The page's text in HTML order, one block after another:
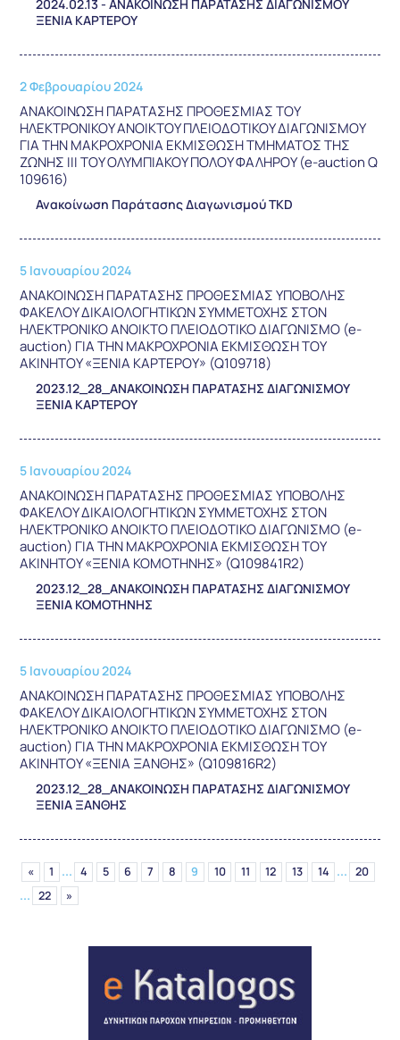
2024.02.13 - ΑΝΑΚΟΙΝΩΣΗ ΠΑΡΑΤΑΣΗΣ ΔΙΑΓΩΝΙΣΜΟΥ
ΞΕΝΙΑ ΚΑΡΤΕΡΟΥ
2 Φεβρουαρίου 2024
ΑΝΑΚΟΙΝΩΣΗ ΠΑΡΑΤΑΣΗΣ ΠΡΟΘΕΣΜΙΑΣ ΤΟΥ
ΗΛΕΚΤΡΟΝΙΚΟΥ ΑΝΟΙΚΤΟΥ ΠΛΕΙΟΔΟΤΙΚΟΥ ΔΙΑΓΩΝΙΣΜΟΥ
ΓΙΑ ΤΗΝ ΜΑΚΡΟΧΡΟΝΙΑ ΕΚΜΙΣΘΩΣΗ ΤΜΗΜΑΤΟΣ ΤΗΣ
ΖΩΝΗΣ ΙΙΙ ΤΟΥ ΟΛΥΜΠΙΑΚΟΥ ΠΟΛΟΥ ΦΑΛΗΡΟΥ (e-auction Q
109616)
Ανακοίνωση Παράτασης Διαγωνισμού TKD
5 Ιανουαρίου 2024
ΑΝΑΚΟΙΝΩΣΗ ΠΑΡΑΤΑΣΗΣ ΠΡΟΘΕΣΜΙΑΣ ΥΠΟΒΟΛΗΣ
ΦΑΚΕΛΟΥ ΔΙΚΑΙΟΛΟΓΗΤΙΚΩΝ ΣΥΜΜΕΤΟΧΗΣ ΣΤΟΝ
ΗΛΕΚΤΡΟΝΙΚΟ ΑΝΟΙΚΤΟ ΠΛΕΙΟΔΟΤΙΚΟ ΔΙΑΓΩΝΙΣΜΟ (e-
auction) ΓΙΑ ΤΗΝ ΜΑΚΡΟΧΡΟΝΙΑ ΕΚΜΙΣΘΩΣΗ ΤΟΥ
ΑΚΙΝΗΤΟΥ «ΞΕΝΙΑ ΚΑΡΤΕΡΟΥ» (Q109718)
2023.12_28_ΑΝΑΚΟΙΝΩΣΗ ΠΑΡΑΤΑΣΗΣ ΔΙΑΓΩΝΙΣΜΟΥ
ΞΕΝΙΑ ΚΑΡΤΕΡΟΥ
5 Ιανουαρίου 2024
ΑΝΑΚΟΙΝΩΣΗ ΠΑΡΑΤΑΣΗΣ ΠΡΟΘΕΣΜΙΑΣ ΥΠΟΒΟΛΗΣ
ΦΑΚΕΛΟΥ ΔΙΚΑΙΟΛΟΓΗΤΙΚΩΝ ΣΥΜΜΕΤΟΧΗΣ ΣΤΟΝ
ΗΛΕΚΤΡΟΝΙΚΟ ΑΝΟΙΚΤΟ ΠΛΕΙΟΔΟΤΙΚΟ ΔΙΑΓΩΝΙΣΜΟ (e-
auction) ΓΙΑ ΤΗΝ ΜΑΚΡΟΧΡΟΝΙΑ ΕΚΜΙΣΘΩΣΗ ΤΟΥ
ΑΚΙΝΗΤΟΥ «ΞΕΝΙΑ ΚΟΜΟΤΗΝΗΣ» (Q109841R2)
2023.12_28_ΑΝΑΚΟΙΝΩΣΗ ΠΑΡΑΤΑΣΗΣ ΔΙΑΓΩΝΙΣΜΟΥ
ΞΕΝΙΑ ΚΟΜΟΤΗΝΗΣ
5 Ιανουαρίου 2024
ΑΝΑΚΟΙΝΩΣΗ ΠΑΡΑΤΑΣΗΣ ΠΡΟΘΕΣΜΙΑΣ ΥΠΟΒΟΛΗΣ
ΦΑΚΕΛΟΥ ΔΙΚΑΙΟΛΟΓΗΤΙΚΩΝ ΣΥΜΜΕΤΟΧΗΣ ΣΤΟΝ
ΗΛΕΚΤΡΟΝΙΚΟ ΑΝΟΙΚΤΟ ΠΛΕΙΟΔΟΤΙΚΟ ΔΙΑΓΩΝΙΣΜΟ (e-
auction) ΓΙΑ ΤΗΝ ΜΑΚΡΟΧΡΟΝΙΑ ΕΚΜΙΣΘΩΣΗ ΤΟΥ
ΑΚΙΝΗΤΟΥ «ΞΕΝΙΑ ΞΑΝΘΗΣ» (Q109816R2)
2023.12_28_ΑΝΑΚΟΙΝΩΣΗ ΠΑΡΑΤΑΣΗΣ ΔΙΑΓΩΝΙΣΜΟΥ
ΞΕΝΙΑ ΞΑΝΘΗΣ
« 1 ... 4 5 6 7 8 9 10 11 12 13 14 ... 20
... 22 »